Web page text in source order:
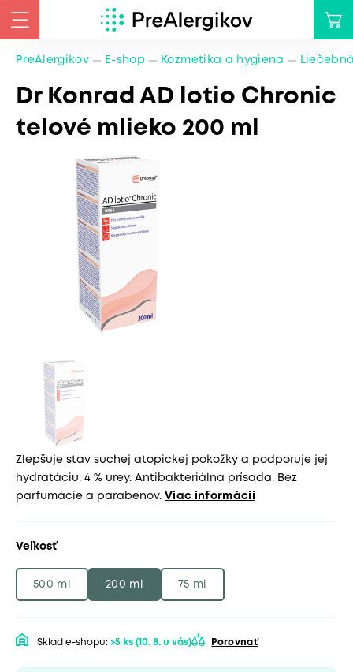
PreAlergikov E-shop Kozmetika a hygiena
Dr Konrad AD lotio Chronic
telové mlieko 200 ml
Zlepšuje stav suchej atopickej pokožky a podporuje jej
hydratáciu. 4 % urey. Antibakteriálna prísada. Bez
parfumácie a parabénov. Viac informácií
Veľkosť
500 ml 200 ml 75 ml
Sklad e-shopu: >5 ks (10. 8. u vás) Porovnať